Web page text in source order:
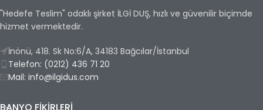
"Hedefe Teslim" odaklı şirket İLGİ DUŞ, hızlı ve güvenilir biçimde
hizmet vermektedir.
İnönü, 418. Sk No:6/A, 34183 Bağcılar/İstanbul
Telefon: (0212) 436 71 20
Mail: info@ilgidus.com
BANYO FIKIRLERI